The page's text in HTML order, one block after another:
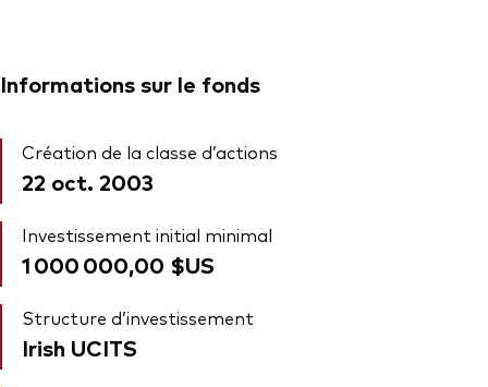
Informations sur le fonds
Création de la classe d’actions
22 oct. 2003
Investissement initial minimal
1 000 000,00 $US
Structure d’investissement
Irish UCITS